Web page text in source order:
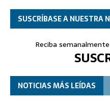
SUSCRÍBASE A NUESTRA
Reciba
NOTICIAS MÁS LEÍDAS